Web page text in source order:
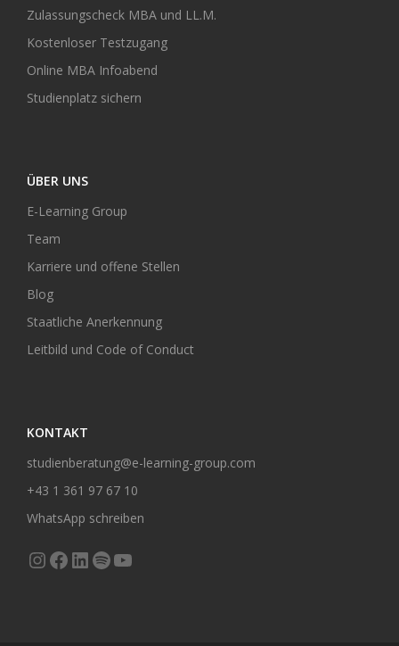
Zulassungscheck MBA und LL.M.
Kostenloser Testzugang
Online MBA Infoabend
Studienplatz sichern
ÜBER UNS
E-Learning Group
Team
Karriere und offene Stellen
Blog
Staatliche Anerkennung
Leitbild und Code of Conduct
KONTAKT
studienberatung@e-learning-group.com
+43 1 361 97 67 10
WhatsApp schreiben
Instagram
Facebook
LinkedIn
Spotify
YouTube